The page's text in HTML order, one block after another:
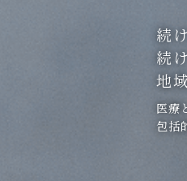
続
続
地
医療
包括